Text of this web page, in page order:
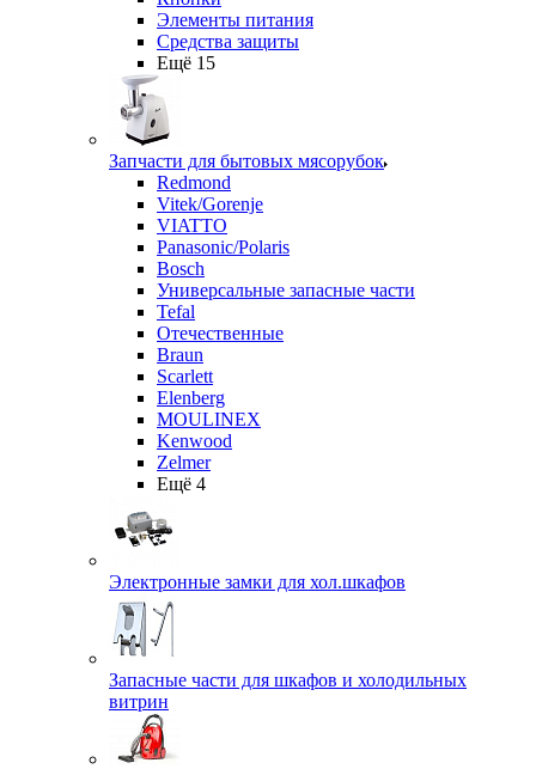
Элементы питания
Средства защиты
Ещё 15
Запчасти для бытовых мясорубок
Redmond
Vitek/Gorenje
VIATTO
Panasonic/Polaris
Bosch
Универсальные запасные части
Tefal
Отечественные
Braun
Scarlett
Elenberg
MOULINEX
Kenwood
Zelmer
Ещё 4
Электронные замки для хол.шкафов
Запасные части для шкафов и холодильных
витрин